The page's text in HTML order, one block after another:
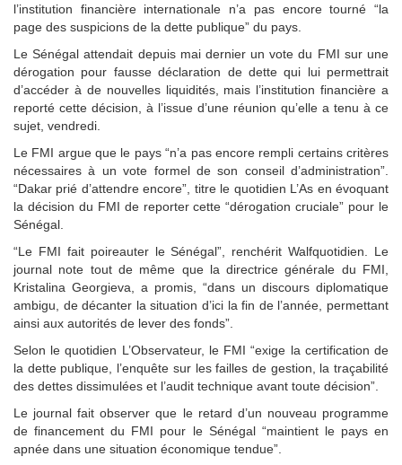
l’institution financière internationale n’a pas encore tourné “la
page des suspicions de la dette publique” du pays.
Le Sénégal attendait depuis mai dernier un vote du FMI sur une
dérogation pour fausse déclaration de dette qui lui permettrait
d’accéder à de nouvelles liquidités, mais l’institution financière a
reporté cette décision, à l’issue d’une réunion qu’elle a tenu à ce
sujet, vendredi.
Le FMI argue que le pays “n’a pas encore rempli certains critères
nécessaires à un vote formel de son conseil d’administration”.
“Dakar prié d’attendre encore”, titre le quotidien L’As en évoquant
la décision du FMI de reporter cette “dérogation cruciale” pour le
Sénégal.
“Le FMI fait poireauter le Sénégal”, renchérit Walfquotidien. Le
journal note tout de même que la directrice générale du FMI,
Kristalina Georgieva, a promis, “dans un discours diplomatique
ambigu, de décanter la situation d’ici la fin de l’année, permettant
ainsi aux autorités de lever des fonds”.
Selon le quotidien L’Observateur, le FMI “exige la certification de
la dette publique, l’enquête sur les failles de gestion, la traçabilité
des dettes dissimulées et l’audit technique avant toute décision”.
Le journal fait observer que le retard d’un nouveau programme
de financement du FMI pour le Sénégal “maintient le pays en
apnée dans une situation économique tendue”.